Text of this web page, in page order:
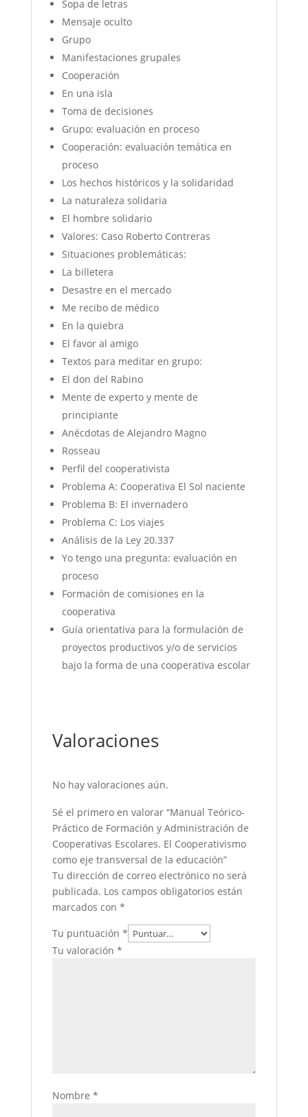
Sopa de letras
Mensaje oculto
Grupo
Manifestaciones grupales
Cooperación
En una isla
Toma de decisiones
Grupo: evaluación en proceso
Cooperación: evaluación temática en
proceso
Los hechos históricos y la solidaridad
La naturaleza solidaria
El hombre solidario
Valores: Caso Roberto Contreras
Situaciones problemáticas:
La billetera
Desastre en el mercado
Me recibo de médico
En la quiebra
El favor al amigo
Textos para meditar en grupo:
El don del Rabino
Mente de experto y mente de
principiante
Anécdotas de Alejandro Magno
Rosseau
Perfil del cooperativista
Problema A: Cooperativa El Sol naciente
Problema B: El invernadero
Problema C: Los viajes
Análisis de la Ley 20.337
Yo tengo una pregunta: evaluación en
proceso
Formación de comisiones en la
cooperativa
Guía orientativa para la formulación de
proyectos productivos y/o de servicios
bajo la forma de una cooperativa escolar
Valoraciones
No hay valoraciones aún.
Sé el primero en valorar “Manual Teórico-
Práctico de Formación y Administración de
Cooperativas Escolares. El Cooperativismo
como eje transversal de la educación”
Tu dirección de correo electrónico no será
publicada. Los campos obligatorios están
marcados con *
Tu puntuación *
Tu valoración *
Nombre *